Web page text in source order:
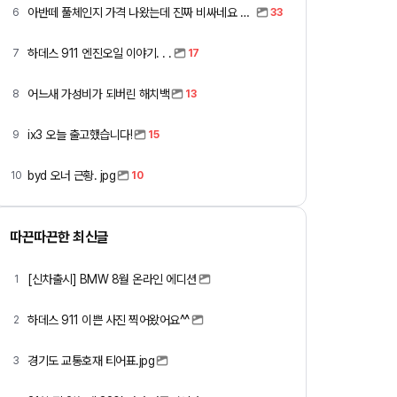
6 아반떼 풀체인지 가격 나왔는데 진짜 비싸네요 ㅎㅎ 33
7 하데스 911 엔진오일 이야기. . . 17
8 어느새 가성비가 되버린 해치백 13
9 ix3 오늘 출고했습니다! 15
10 byd 오너 근황. jpg 10
따끈따끈한 최신글
1 [신차출시] BMW 8월 온라인 에디션
2 하데스 911 이쁜 사진 찍어왔어요^^
3 경기도 교통호재 티어표.jpg